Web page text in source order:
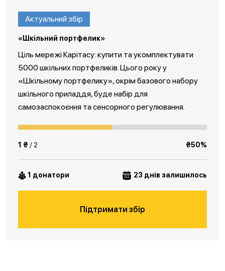
Актуальний збір
«Шкільний портфелик»
Ціль мережі Карітасу: купити та укомплектувати
5000 шкільних портфеликів. Цього року у
«Шкільному портфелику», окрім базового набору
шкільного приладдя, буде набір для
самозаспокоєння та сенсорного регулювання.
1 ₴ / 2 ₴50%
1 донатори 23 днів залишилось
Підтримати збір